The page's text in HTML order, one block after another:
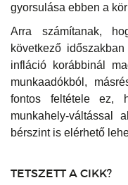
gyorsulása ebben a
Arra számítanak,
következő
infláció korábbinál
munkaadókból,
fontos feltétele ez,
munkahely-váltással
bérszint is elérhető
TETSZETT A CIKK?